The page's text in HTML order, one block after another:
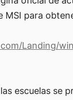
MSI para
Landing/
escuelas se